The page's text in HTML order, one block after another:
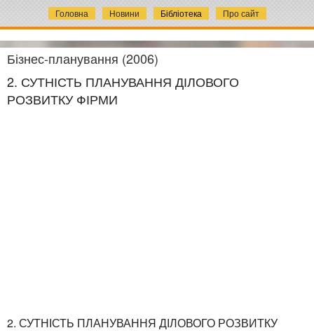
Головна Новини Бібліотека Про сайт
Бізнес-планування (2006)
2. СУТНІСТЬ ПЛАНУВАННЯ ДІЛОВОГО
РОЗВИТКУ ФІРМИ
2. СУТНІСТЬ ПЛАНУВАННЯ ДІЛОВОГО РОЗВИТКУ